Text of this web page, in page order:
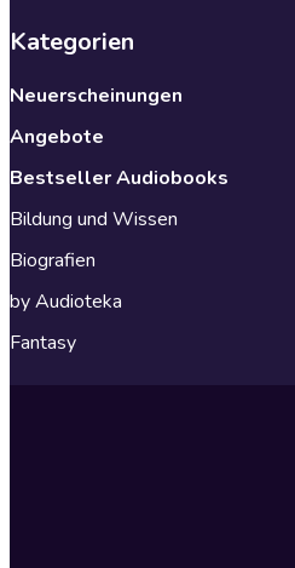
Kategorien
Neuerscheinungen
Angebote
Bestseller Audiobooks
Bildung und Wissen
Biografien
by Audioteka
Fantasy